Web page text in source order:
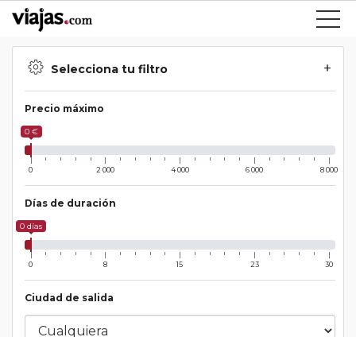
Selecciona tu filtro
Precio máximo
0 €
0 2 000 4 000 6 000 8 000
Días de duración
0 días
0 8 15 23 30
Ciudad de salida